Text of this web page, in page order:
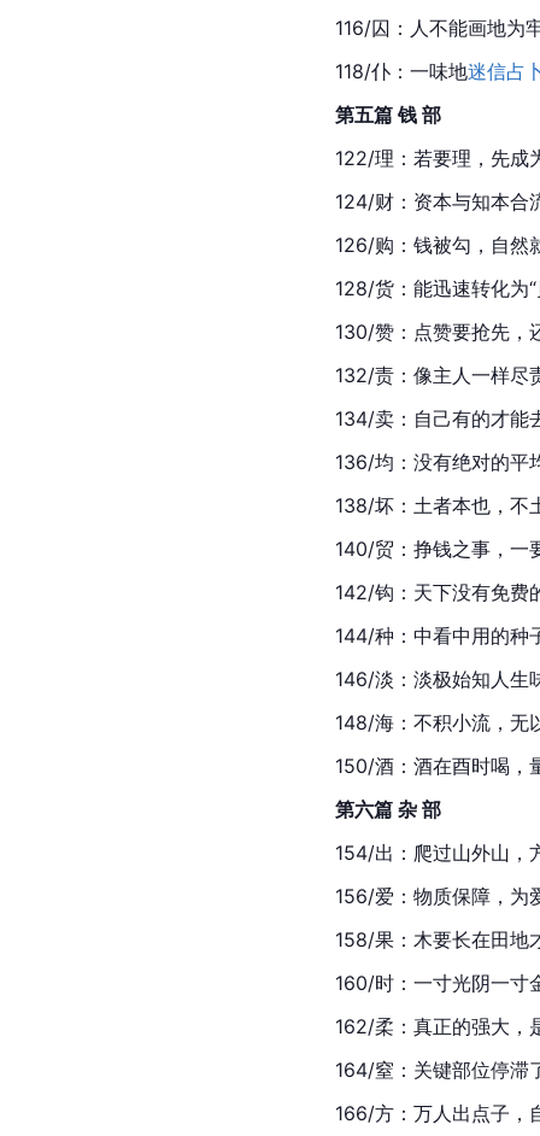
116/囚：人不能画地为
118/仆：一味地迷信占
第五篇 钱 部
122/理：若要理，先成
124/财：资本与知本合
126/购：钱被勾，自然
128/货：能迅速转化为
130/赞：点赞要抢先，
132/责：像主人一样尽
134/卖：自己有的才能
136/均：没有绝对的平
138/坏：土者本也，不
140/贸：挣钱之事，一
142/钩：天下没有免费
144/种：中看中用的种
146/淡：淡极始知人生
148/海：不积小流，无
150/酒：酒在酉时喝，
第六篇 杂 部
154/出：爬过山外山，
156/爱：物质保障，为
158/果：木要长在田地
160/时：一寸光阴一寸
162/柔：真正的强大，
164/窒：关键部位停滞
166/方：万人出点子，